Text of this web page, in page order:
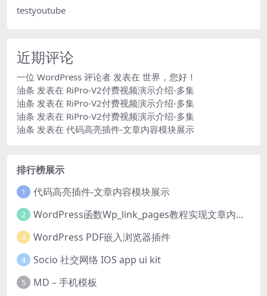
testyoutube
近期评论
一位 WordPress 评论者 发表在 世界，您好！
油条 发表在 RiPro-V2付费视频演示介绍-多集
油条 发表在 RiPro-V2付费视频演示介绍-多集
油条 发表在 RiPro-V2付费视频演示介绍-多集
油条 发表在 代码高亮插件-文章内容模块展示
排行榜展示
1 代码高亮插件-文章内容模块展示
2 WordPress函数Wp_link_pages教程实现文章内容分页
3 WordPress PDF嵌入浏览器插件
4 Socio 社交网络 IOS app ui kit
5 MD – 手机模板